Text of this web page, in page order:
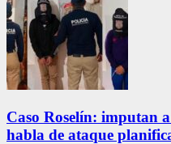
Caso Roselín: imputan
habla de ataque